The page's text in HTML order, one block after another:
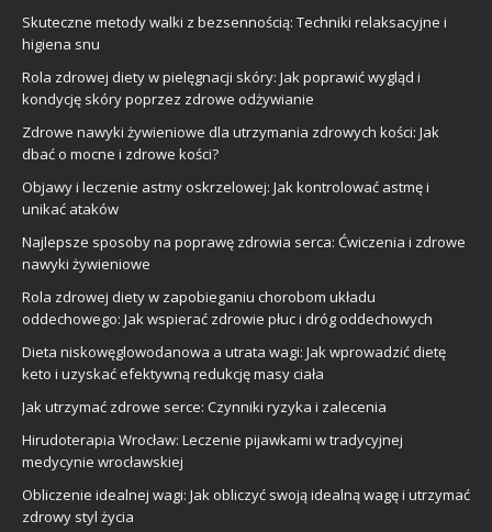
Skuteczne metody walki z bezsennością: Techniki relaksacyjne i
higiena snu
Rola zdrowej diety w pielęgnacji skóry: Jak poprawić wygląd i
kondycję skóry poprzez zdrowe odżywianie
Zdrowe nawyki żywieniowe dla utrzymania zdrowych kości: Jak
dbać o mocne i zdrowe kości?
Objawy i leczenie astmy oskrzelowej: Jak kontrolować astmę i
unikać ataków
Najlepsze sposoby na poprawę zdrowia serca: Ćwiczenia i zdrowe
nawyki żywieniowe
Rola zdrowej diety w zapobieganiu chorobom układu
oddechowego: Jak wspierać zdrowie płuc i dróg oddechowych
Dieta niskowęglowodanowa a utrata wagi: Jak wprowadzić dietę
keto i uzyskać efektywną redukcję masy ciała
Jak utrzymać zdrowe serce: Czynniki ryzyka i zalecenia
Hirudoterapia Wrocław: Leczenie pijawkami w tradycyjnej
medycynie wrocławskiej
Obliczenie idealnej wagi: Jak obliczyć swoją idealną wagę i utrzymać
zdrowy styl życia